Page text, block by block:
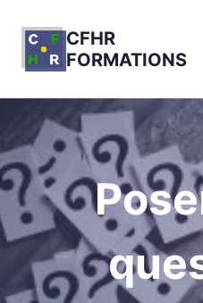
contenu
CFHR
FORMATIONS